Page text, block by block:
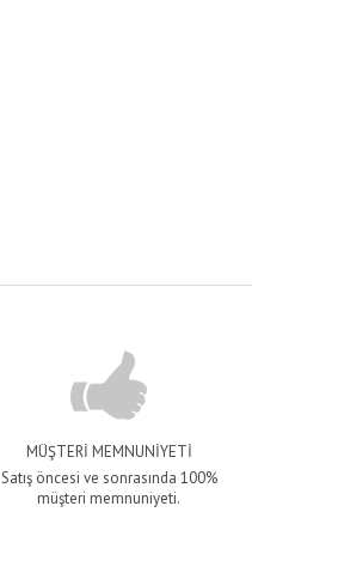
MÜŞTERİ MEMNUNİYETİ
Satış öncesi ve sonrasında 100%
müşteri memnuniyeti.